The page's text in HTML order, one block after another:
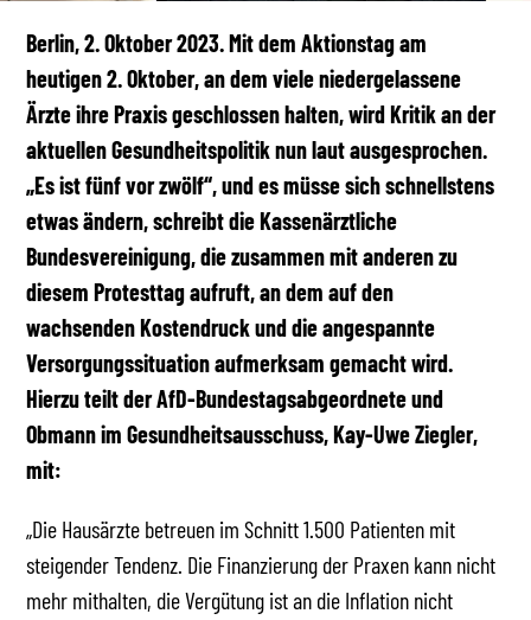
Berlin, 2. Oktober 2023. Mit dem Aktionstag am
heutigen 2. Oktober, an dem viele niedergelassene
Ärzte ihre Praxis geschlossen halten, wird Kritik an der
aktuellen Gesundheitspolitik nun laut ausgesprochen.
„Es ist fünf vor zwölf“, und es müsse sich schnellstens
etwas ändern, schreibt die Kassenärztliche
Bundesvereinigung, die zusammen mit anderen zu
diesem Protesttag aufruft, an dem auf den
wachsenden Kostendruck und die angespannte
Versorgungssituation aufmerksam gemacht wird.
Hierzu teilt der AfD-Bundestagsabgeordnete und
Obmann im Gesundheitsausschuss, Kay-Uwe Ziegler,
mit:
„Die Hausärzte betreuen im Schnitt 1.500 Patienten mit
steigender Tendenz. Die Finanzierung der Praxen kann nicht
mehr mithalten, die Vergütung ist an die Inflation nicht